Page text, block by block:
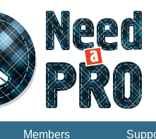
Members